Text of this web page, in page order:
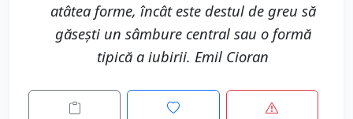
atâtea forme, încât este destul de greu să
găseşti un sâmbure central sau o formă
tipică a iubirii. Emil Cioran